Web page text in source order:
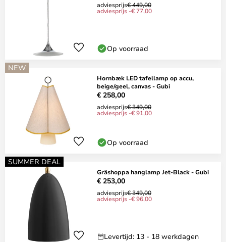
adviesprijs€ 449,00
adviesprijs -€ 77,00
Op voorraad
NEW
Hornbæk LED tafellamp op accu,
beige/geel, canvas - Gubi
€ 258,00
adviesprijs€ 349,00
adviesprijs -€ 91,00
Op voorraad
SUMMER DEAL
Gräshoppa hanglamp Jet-Black - Gubi
€ 253,00
adviesprijs€ 349,00
adviesprijs -€ 96,00
Levertijd: 13 - 18 werkdagen